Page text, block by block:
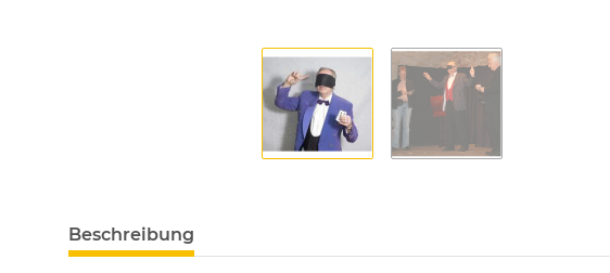
Beschreibung